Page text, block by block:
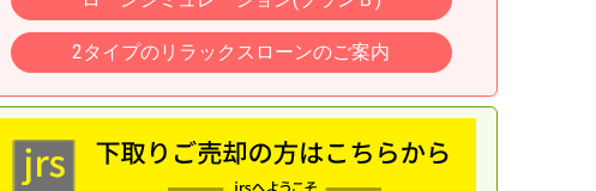
2タイプのリラックスローンのご案内